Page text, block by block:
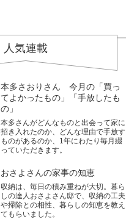
人気連載
本多さおりさん 今月の「買っ
てよかったもの」「手放したも
の」
本多さんがどんなものと出会って家に
招き入れたのか、どんな理由で手放す
ものがあるのか、1年にわたり毎月綴
っていただきます。
おさよさんの家事の知恵
収納は、毎日の積み重ねが大切。暮ら
しの達人おさよさん邸で、収納の工夫
や掃除との相性、暮らしの知恵を教え
てもらいました。